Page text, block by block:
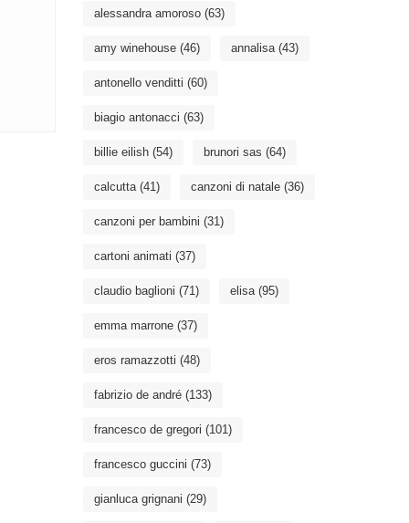
alessandra amoroso (63)
amy winehouse (46) annalisa(43)
antonello venditti (60)
biagio antonacci (63)
billie eilish (54) brunori sas (64)
calcutta(41) canzoni di natale (36)
canzoni per bambini (31)
cartoni animati (37)
claudio baglioni (71) elisa(95)
emma marrone (37)
eros ramazzotti (48)
fabrizio de andré (133)
francesco de gregori (101)
francesco guccini (73)
gianluca grignani (29)